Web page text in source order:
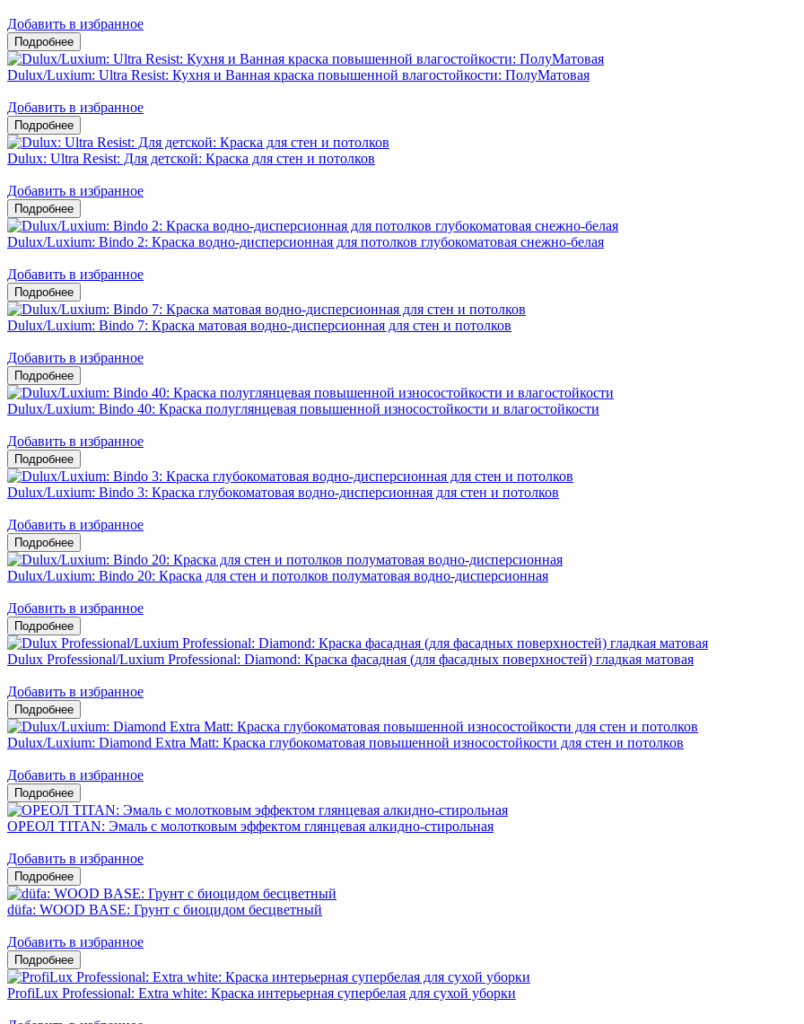
Добавить в избранное
Dulux/Luxium: Ultra Resist: Кухня и Ванная краска повышенной влагостойкости: ПолуМатовая
Добавить в избранное
Dulux: Ultra Resist: Для детской: Краска для стен и потолков
Добавить в избранное
Dulux/Luxium: Bindo 2: Краска водно-дисперсионная для потолков глубокоматовая снежно-белая
Добавить в избранное
Dulux/Luxium: Bindo 7: Краска матовая водно-дисперсионная для стен и потолков
Добавить в избранное
Dulux/Luxium: Bindo 40: Краска полуглянцевая повышенной износостойкости и влагостойкости
Добавить в избранное
Dulux/Luxium: Bindo 3: Краска глубокоматовая водно-дисперсионная для стен и потолков
Добавить в избранное
Dulux/Luxium: Bindo 20: Краска для стен и потолков полуматовая водно-дисперсионная
Добавить в избранное
Dulux Professional/Luxium Professional: Diamond: Краска фасадная (для фасадных поверхностей) гладкая матовая
Добавить в избранное
Dulux/Luxium: Diamond Extra Matt: Краска глубокоматовая повышенной износостойкости для стен и потолков
Добавить в избранное
ОРЕОЛ TITAN: Эмаль с молотковым эффектом глянцевая алкидно-стирольная
Добавить в избранное
düfa: WOOD BASE: Грунт с биоцидом бесцветный
Добавить в избранное
ProfiLux Professional: Extra white: Краска интерьерная супербелая для сухой уборки